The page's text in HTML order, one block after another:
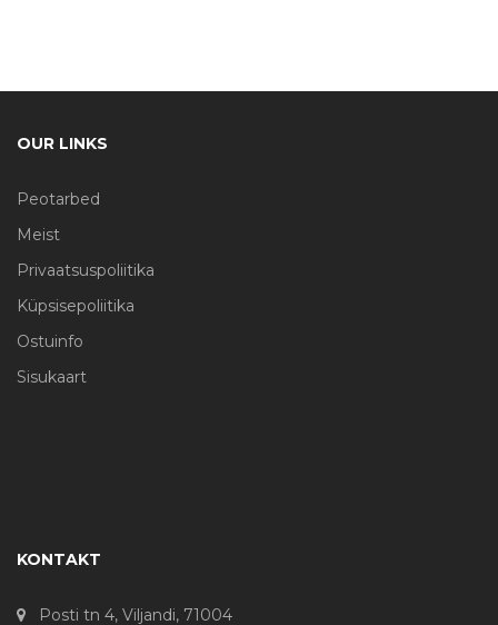
OUR LINKS
Peotarbed
Meist
Privaatsuspoliitika
Küpsisepoliitika
Ostuinfo
Sisukaart
KONTAKT
Posti tn 4, Viljandi, 71004